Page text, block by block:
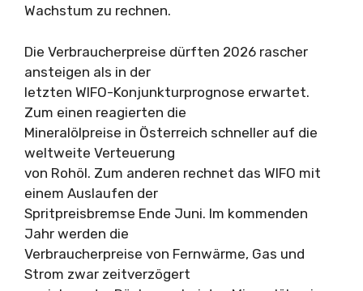
Wachstum zu rechnen.
Die Verbraucherpreise dürften 2026 rascher
ansteigen als in der
letzten WIFO-Konjunkturprognose erwartet.
Zum einen reagierten die
Mineralölpreise in Österreich schneller auf die
weltweite Verteuerung
von Rohöl. Zum anderen rechnet das WIFO mit
einem Auslaufen der
Spritpreisbremse Ende Juni. Im kommenden
Jahr werden die
Verbraucherpreise von Fernwärme, Gas und
Strom zwar zeitverzögert